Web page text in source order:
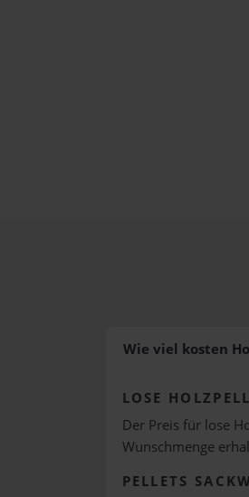
Wie viel kosten
LOSE
Der Preis für lose
Wunschmenge
PELLETS